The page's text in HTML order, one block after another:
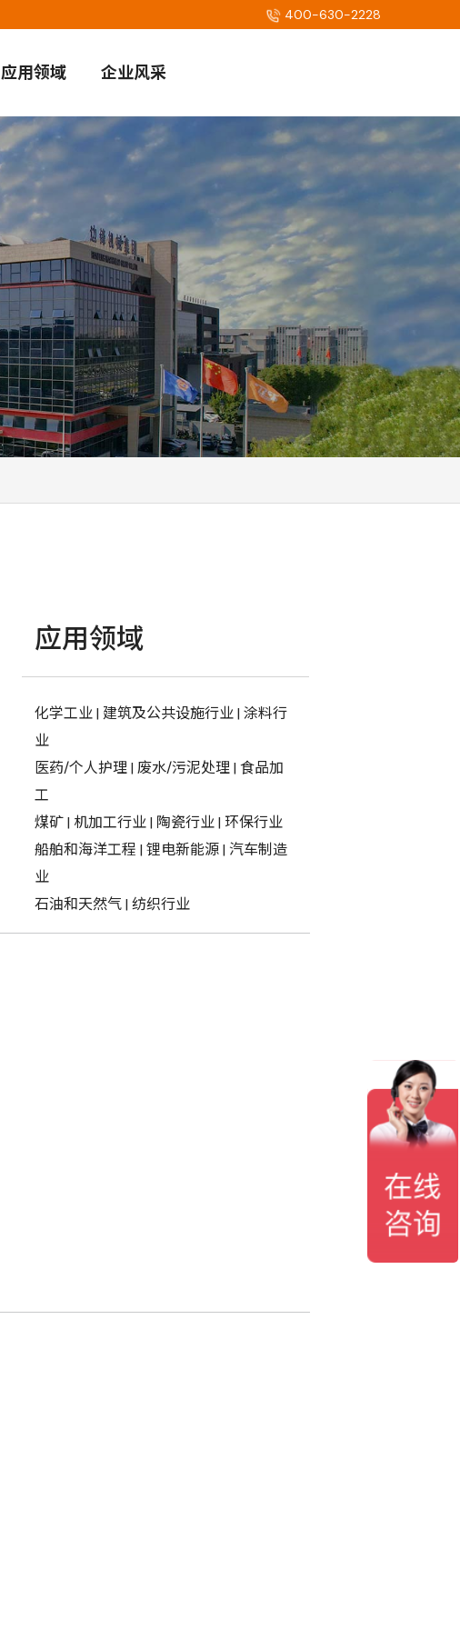
400-630-2228
应用领域 企业风采
应用领域
化学工业| 建筑及公共设施行业| 涂料行
业
医药/个人护理| 废水/污泥处理| 食品加
工
煤矿| 机加工行业| 陶瓷行业| 环保行业
船舶和海洋工程 | 锂电新能源| 汽车制造
业
石油和天然气| 纺织行业